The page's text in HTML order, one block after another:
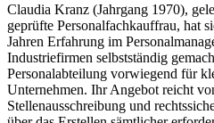
Claudia Kranz (Jahrgang 1970),
geprüfte Personalfachkauffrau, hat
Jahren Erfahrung im
Industriefirmen selbstständig
Personalabteilung vorwiegend für
Unternehmen. Ihr Angebot reicht
Stellenausschreibung und